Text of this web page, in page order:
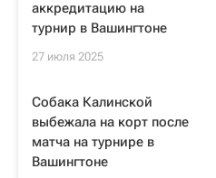
аккредитацию на
турнир в Вашингтоне
27 июля 2025
Собака Калинской
выбежала на корт после
матча на турнире в
Вашингтоне